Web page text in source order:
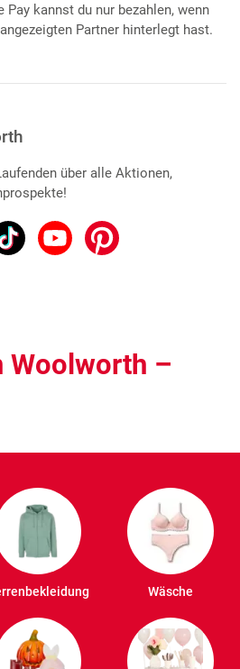
Pay kannst du nur bezahlen, wenn
Partner hinterlegt hast.
über alle Aktionen,
Woolworth –
Wäsche